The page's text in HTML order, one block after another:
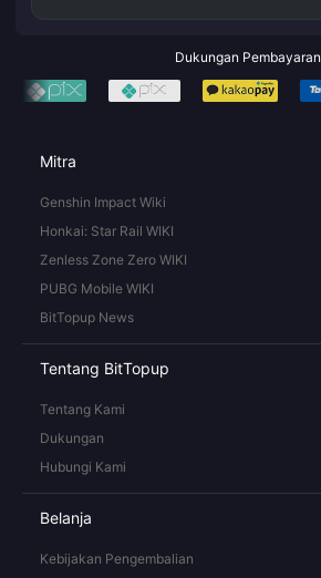
Dukungan Pembayaran
Mitra
Genshin Impact Wiki
Honkai: Star Rail WIKI
Zenless Zone Zero WIKI
PUBG Mobile WIKI
BitTopup News
Tentang BitTopup
Tentang Kami
Dukungan
Hubungi Kami
Belanja
Kebijakan Pengembalian